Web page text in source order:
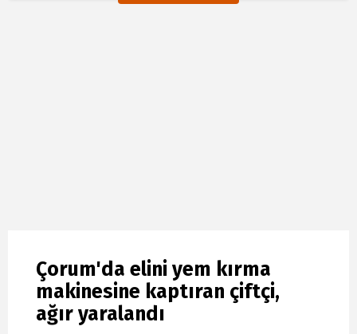
Çorum'da elini yem kırma
makinesine kaptıran çiftçi,
ağır yaralandı